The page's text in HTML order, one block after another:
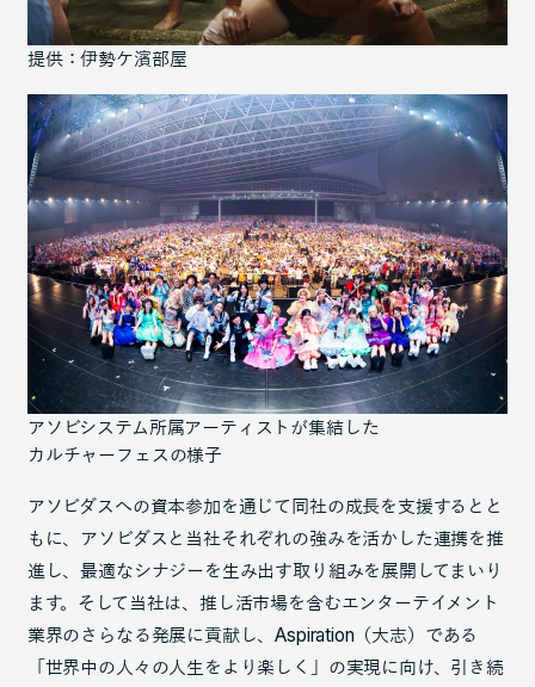
提供：伊勢ケ濱部屋
アソビシステム所属アーティストが集結した
カルチャーフェスの様子
アソビダスへの資本参加を通じて同社の成長を支援するとと
もに、アソビダスと当社それぞれの強みを活かした連携を推
進し、最適なシナジーを生み出す取り組みを展開してまいり
ます。そして当社は、推し活市場を含むエンターテイメント
業界のさらなる発展に貢献し、Aspiration（大志）である
「世界中の人々の人生をより楽しく」の実現に向け、引き続